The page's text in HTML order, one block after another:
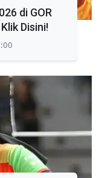
di GOR
Disini!